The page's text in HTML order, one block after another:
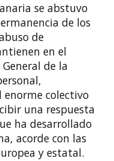
se abstuvo
de los
de
en el
de la
colectivo
una respuesta
ha desarrollado
acorde con las
y estatal.